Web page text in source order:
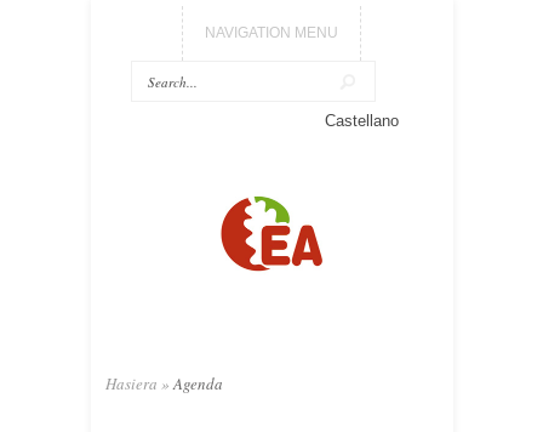
NAVIGATION MENU
Castellano
Hasiera » Agenda